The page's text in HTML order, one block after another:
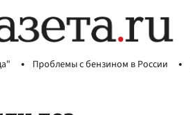
Проблемы с бензином в России